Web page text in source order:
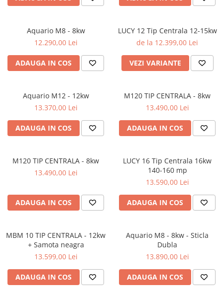
Aquario M8 - 8kw
12.290,00 Lei
ADAUGA IN COS
LUCY 12 Tip Centrala 12-15kw
de la 12.399,00 Lei
VEZI VARIANTE
Aquario M12 - 12kw
13.370,00 Lei
ADAUGA IN COS
M120 TIP CENTRALA - 8kw
13.490,00 Lei
ADAUGA IN COS
M120 TIP CENTRALA - 8kw
13.490,00 Lei
ADAUGA IN COS
LUCY 16 Tip Centrala 16kw
140-160 mp
13.590,00 Lei
ADAUGA IN COS
MBM 10 TIP CENTRALA - 12kw
+ Samota neagra
13.599,00 Lei
ADAUGA IN COS
Aquario M8 - 8kw - Sticla
Dubla
13.890,00 Lei
ADAUGA IN COS